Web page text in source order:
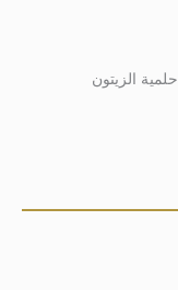
الزيتون